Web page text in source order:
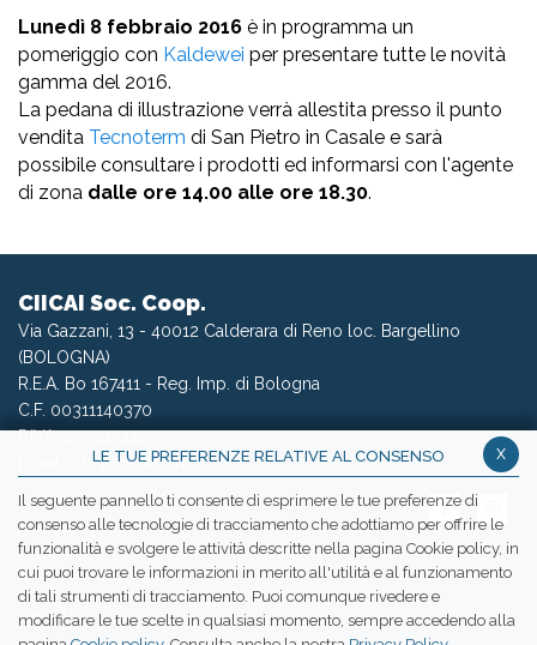
Lunedì 8 febbraio 2016 è in programma un
pomeriggio con Kaldewei per presentare tutte le novità
gamma del 2016.
La pedana di illustrazione verrà allestita presso il punto
vendita Tecnoterm di San Pietro in Casale e sarà
possibile consultare i prodotti ed informarsi con l'agente
di zona dalle ore 14.00 alle ore 18.30.
CIICAI Soc. Coop.
Via Gazzani, 13 - 40012 Calderara di Reno loc. Bargellino
(BOLOGNA)
R.E.A. Bo 167411 - Reg. Imp. di Bologna
C.F. 00311140370
P.IVA: 00501541205
info@ciicai.com
WETRANSFER CIICAI
CHI SIAMO
x
LE TUE PREFERENZE RELATIVE AL CONSENSO
Il seguente pannello ti consente di esprimere le tue preferenze di
consenso alle tecnologie di tracciamento che adottiamo per offrire le
funzionalità e svolgere le attività descritte nella pagina Cookie policy, in
cui puoi trovare le informazioni in merito all'utilità e al funzionamento
di tali strumenti di tracciamento. Puoi comunque rivedere e
modificare le tue scelte in qualsiasi momento, sempre accedendo alla